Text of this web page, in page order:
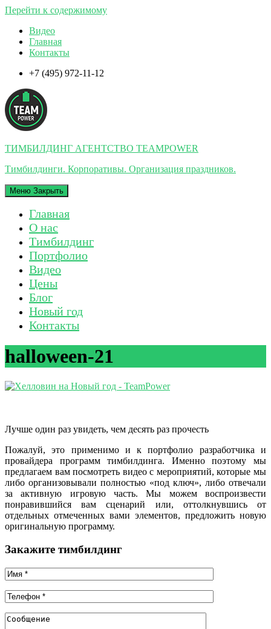
Перейти к содержимому
Видео
Главная
Контакты
+7 (495) 972-11-12
ТИМБИЛДИНГ АГЕНТСТВО TEAMPOWER
Тимбилдинги. Корпоративы. Организация праздников.
Меню Закрыть
Главная
О нас
Тимбилдинг
Портфолио
Видео
Цены
Блог
Новый год
Контакты
halloween-21
Лучше один раз увидеть, чем десять раз прочесть
Пожалуй, это применимо и к портфолио разработчика и
провайдера программ тимбилдинга. Именно поэтому мы
предлагаем вам посмотреть видео с мероприятий, которые мы
либо организовывали полностью «под ключ», либо отвечали
за активную игровую часть. Мы можем воспроизвести
понравившийся вам сценарий или, оттолкнувшись от
отдельных отмеченных вами элементов, предложить новую
оригинальную программу.
Закажите тимбилдинг